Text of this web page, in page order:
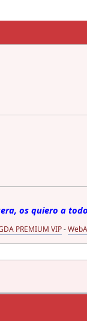
os quiero a
PREMIUM VIP-